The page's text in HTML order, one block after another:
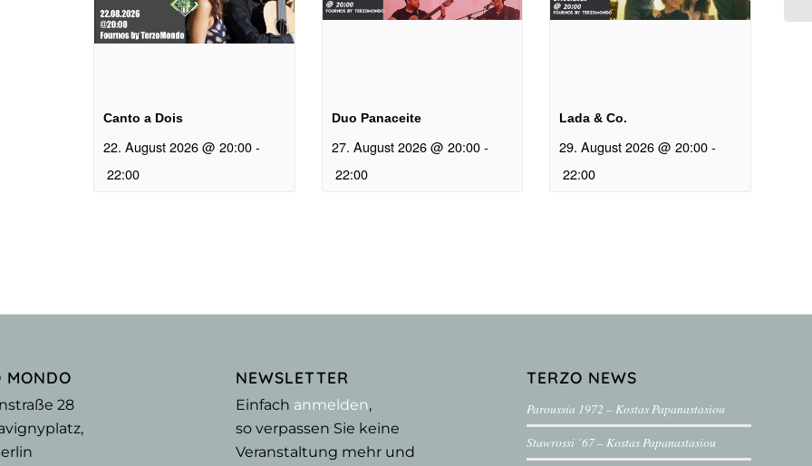
Canto a Dois
22. August 2026 @ 20:00-
22:00
Duo Panaceite
27. August 2026 @ 20:00 -
22:00
Lada & Co.
29. August 2026 @ 20:00 -
22:00
MONDO
28
NEWSLETTER
Einfach anmelden,
so verpassen Sie keine
Veranstaltung mehr und
TERZO NEWS
Paroussia 1972 – Kostas Papanastasiou
Stawrossi ´67 – Kostas Papanastasiou